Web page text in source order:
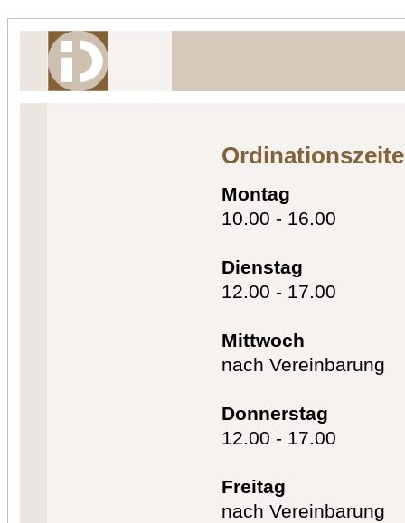
Montag
10.00 - 16.00
Dienstag
12.00 - 17.00
Mittwoch
nach Vereinbarung
Donnerstag
12.00 - 17.00
Freitag
nach Vereinbarung